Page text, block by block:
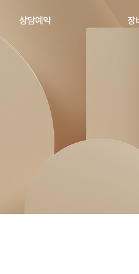
상담예약 장